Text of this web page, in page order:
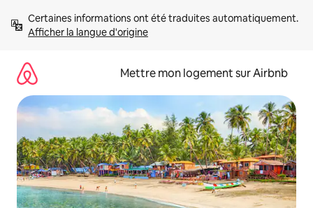
directement
Afficher la langue d'origine
Mettre mon logement sur Airbnb